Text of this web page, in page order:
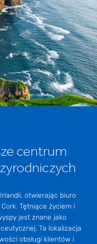
centrum
otwierając biuro
Tętniące życiem i
jest znane jako
Ta lokalizacja
obsługi klientów i